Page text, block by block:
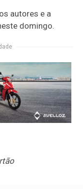
autores e a
domingo.